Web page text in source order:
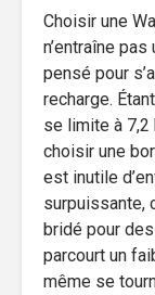
Choisir une
n’entraîne
pensé pour
recharge.
se limite à 7,2
choisir une
est inutile
surpuissante,
bridé pour
parcourt un
même se